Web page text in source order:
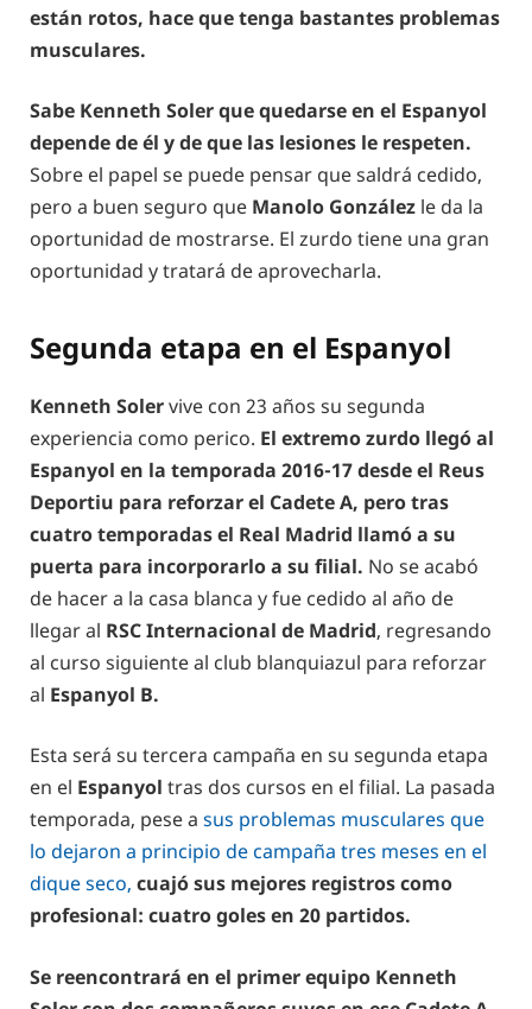
están rotos, hace que tenga bastantes problemas
musculares.
Sabe Kenneth Soler que quedarse en el Espanyol
depende de él y de que las lesiones le respeten.
Sobre el papel se puede pensar que saldrá cedido,
pero a buen seguro que Manolo González le da la
oportunidad de mostrarse. El zurdo tiene una gran
oportunidad y tratará de aprovecharla.
Segunda etapa en el Espanyol
Kenneth Solervive con 23 años su segunda
experiencia como perico. El extremo zurdo llegó al
Espanyol en la temporada 2016-17 desde el Reus
Deportiu para reforzar el Cadete A, pero tras
cuatro temporadas el Real Madrid llamó a su
puerta para incorporarlo a su filial. No se acabó
de hacer a la casa blanca y fue cedido al año de
llegar al RSC Internacional de Madrid, regresando
al curso siguiente al club blanquiazul para reforzar
al Espanyol B.
Esta será su tercera campaña en su segunda etapa
en el Espanyol tras dos cursos en el filial. La pasada
temporada, pese a sus problemas musculares que
lo dejaron a principio de campaña tres meses en el
dique seco, cuajó sus mejores registros como
profesional: cuatro goles en 20 partidos.
Se reencontrará en el primer equipo Kenneth